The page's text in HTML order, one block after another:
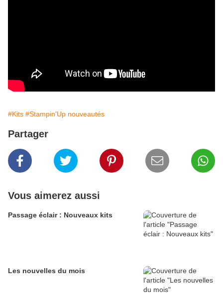
#Kits #Stampin'Up nouveautés
Partager
Vous aimerez aussi
Passage éclair : Nouveaux kits
Les nouvelles du mois